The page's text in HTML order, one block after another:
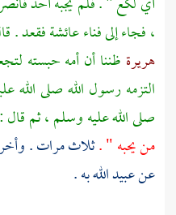
، فجاء إلى فناءعائشةفقعد .
هريرة ظننا أن أمه حبسته
التزمه رسول الله صلى الله
صلى الله عليه وسلم ، ثم قال :
من يحبه " .ثلاث مرات .
عنعبيد اللهبه .